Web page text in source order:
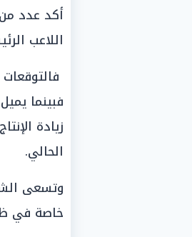
أكد عدد
اللاعب
فبينما
زيادة
الحالي.
وتسعى
خاصة في